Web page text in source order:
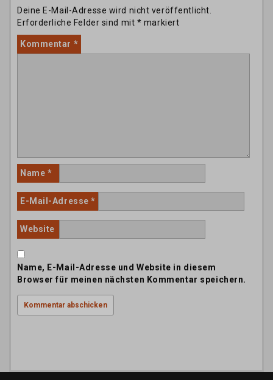
Deine E-Mail-Adresse wird nicht veröffentlicht.
Erforderliche Felder sind mit * markiert
Kommentar *
Name *
E-Mail-Adresse*
Website
Name, E-Mail-Adresse und Website in diesem
Browser für meinen nächsten Kommentar speichern.